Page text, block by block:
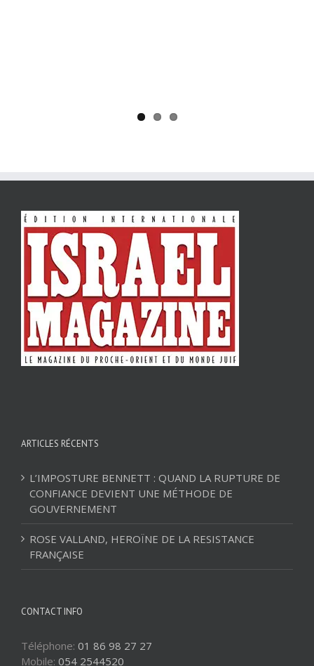
ARTICLES RÉCENTS
L’IMPOSTURE BENNETT : QUAND LA RUPTURE DE
CONFIANCE DEVIENT UNE MÉTHODE DE
GOUVERNEMENT
ROSE VALLAND, HEROÏNE DE LA RESISTANCE
FRANÇAISE
CONTACT INFO
Téléphone: 01 86 98 27 27
Mobile: 054 2544520